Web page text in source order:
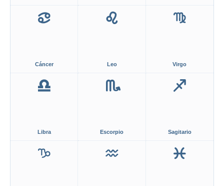
Cáncer Leo Virgo
Libra Escorpio Sagitario